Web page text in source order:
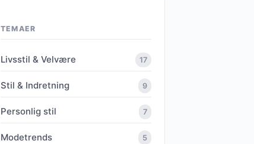
TEMAER
Livsstil & Velvære 17
Stil & Indretning 9
Personlig stil 7
Modetrends 5